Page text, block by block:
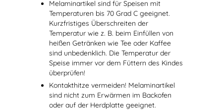
Melaminartikel sind für Speisen mit
Temperaturen bis 70 Grad C geeignet.
Kurzfristiges Überschreiten der
Temperatur wie z. B. beim Einfüllen von
heißen Getränken wie Tee oder Kaffee
sind unbedenklich. Die Temperatur der
Speise immer vor dem Füttern des Kindes
überprüfen!
Kontakthitze vermeiden! Melaminartikel
sind nicht zum Erwärmen im Backofen
oder auf der Herdplatte geeignet.